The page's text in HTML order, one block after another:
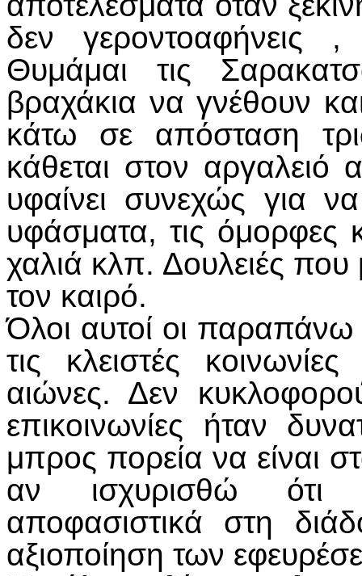
δεν γεροντοαφήνεις
Θυμάμαι τις
βραχάκια να γνέθουν
κάτω σε απόσταση
κάθεται στον
υφαίνει συνεχώς για
υφάσματα, τις όμορφες
χαλιά κλπ. Δουλειές που
τον καιρό.
Όλοι αυτοί οι παραπάνω
τις κλειστές
αιώνες. Δεν
επικοινωνίες ήταν
μπρος πορεία να είναι
αν ισχυρισθώ ότι
αποφασιστικά στη
αξιοποίηση των